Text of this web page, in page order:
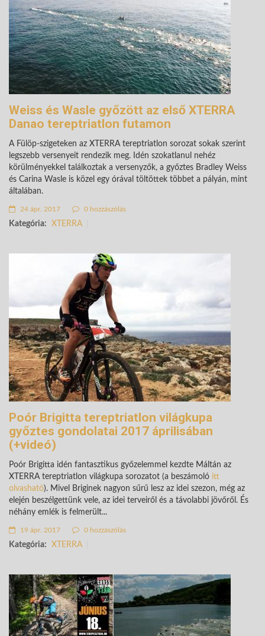
Weiss és Wasle győzött az első XTERRA
Danao tereptriatlon futamon
A Fülöp-szigeteken az XTERRA tereptriatlon sorozat sokak szerint
legszebb versenyeit rendezik meg. Idén szokatlanul nehéz
körülményekkel találkoztak a versenyzők, a győztes Bradley Weiss
és Carina Wasle is közel egy órával töltöttek többet a pályán, mint
általában.
24 ápr. 2017 0 hozzászólás
Kategória: XTERRA
Poór Brigitta tereptriatlon világkupa
győztes gondolatai 2017 áprilisában
(+videó)
Poór Brigitta idén fantasztikus győzelemmel kezdte Máltán az
XTERRA tereptriatlon világkupa sorozatot (a beszámoló itt
olvasható). Mivel Briginek nagyon sűrű lesz az idei szezon, még az
elején beszélgettünk vele, az idei terveiről és a távolabbi jövőről. És
néhány emlék is felmerült...
19 ápr. 2017 0 hozzászólás
Kategória: XTERRA